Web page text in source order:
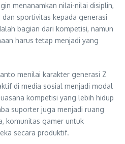
menanamkan nilai-nilai disiplin,
sportivitas kepada generasi
bagian dari kompetisi, namun
harus tetap menjadi yang
menilai karakter generasi Z
di media sosial menjadi modal
kompetisi yang lebih hidup
suporter juga menjadi ruang
komunitas gamer untuk
secara produktif.